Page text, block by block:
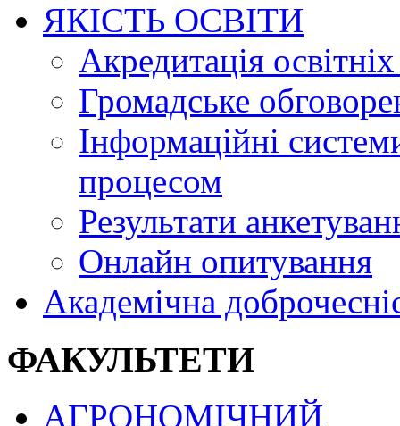
ЯКІСТЬ ОСВІТИ
Акредитація
Громадське
Інформаційні
процесом
Результати
Онлайн опитування
Академічна
ФАКУЛЬТЕТИ
АГРОНОМІЧНИЙ